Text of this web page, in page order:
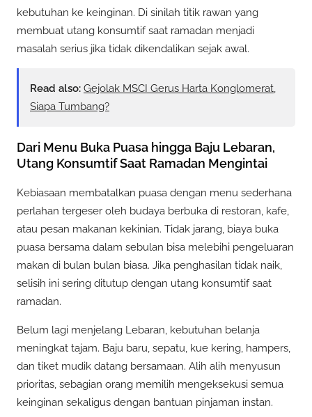
kebutuhan ke keinginan. Di sinilah titik rawan yang
membuat utang konsumtif saat ramadan menjadi
masalah serius jika tidak dikendalikan sejak awal.
Read also: Gejolak MSCI Gerus Harta Konglomerat,
Siapa Tumbang?
Dari Menu Buka Puasa hingga Baju Lebaran,
Utang Konsumtif Saat Ramadan Mengintai
Kebiasaan membatalkan puasa dengan menu sederhana
perlahan tergeser oleh budaya berbuka di restoran, kafe,
atau pesan makanan kekinian. Tidak jarang, biaya buka
puasa bersama dalam sebulan bisa melebihi pengeluaran
makan di bulan bulan biasa. Jika penghasilan tidak naik,
selisih ini sering ditutup dengan utang konsumtif saat
ramadan.
Belum lagi menjelang Lebaran, kebutuhan belanja
meningkat tajam. Baju baru, sepatu, kue kering, hampers,
dan tiket mudik datang bersamaan. Alih alih menyusun
prioritas, sebagian orang memilih mengeksekusi semua
keinginan sekaligus dengan bantuan pinjaman instan.